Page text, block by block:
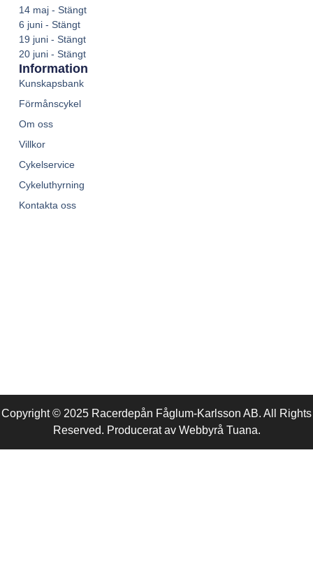
14 maj - Stängt
6 juni - Stängt
19 juni - Stängt
20 juni - Stängt
Information
Kunskapsbank
Förmånscykel
Om oss
Villkor
Cykelservice
Cykeluthyrning
Kontakta oss
Copyright © 2025 Racerdepån Fåglum-Karlsson AB. All Rights
Reserved. Producerat av Webbyrå Tuana.​